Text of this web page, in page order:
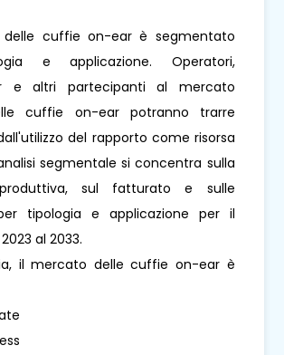
cuffie on-ear è segmentato
e applicazione. Operatori,
e altri partecipanti al mercato
cuffie on-ear potranno trarre
del rapporto come risorsa
segmentale si concentra sulla
sul fatturato e sulle
tipologia e applicazione per il
al 2033.
il mercato delle cuffie on-ear è